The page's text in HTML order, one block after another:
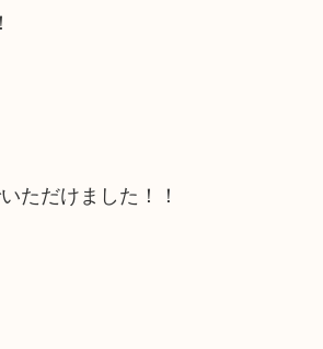
ただけました！！